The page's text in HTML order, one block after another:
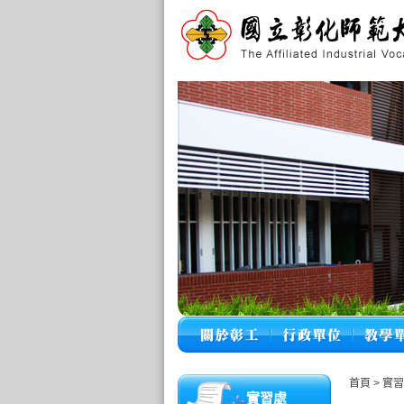
實習處
首頁 > 實